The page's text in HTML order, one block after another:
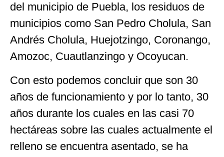
del municipio de Puebla, los residuos de
municipios como San Pedro Cholula, San
Andrés Cholula, Huejotzingo, Coronango,
Amozoc, Cuautlanzingo y Ocoyucan.
Con esto podemos concluir que son 30
años de funcionamiento y por lo tanto, 30
años durante los cuales en las casi 70
hectáreas sobre las cuales actualmente el
relleno se encuentra asentado, se ha